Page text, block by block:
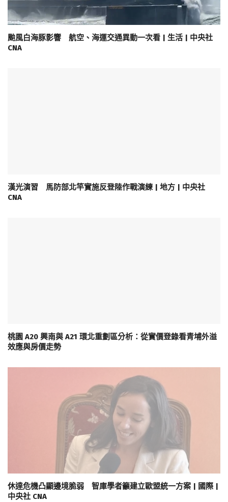
颱風白海豚影響 航空、海運交通異動一次看 | 生活 | 中央社
CNA
漢光演習 馬防部北竿實施反登陸作戰演練 | 地方 | 中央社
CNA
桃園 A20 興南與 A21 環北重劃區分析：從實價登錄看青埔外溢
效應與房價走勢
休達危機凸顯邊境脆弱 智庫學者籲建立歐盟統一方案 | 國際 |
中央社 CNA